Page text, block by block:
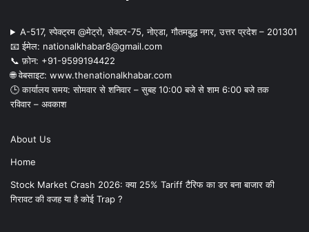
A-517, स्पेक्ट्रम @मेट्रो, सेक्टर-75, नोएडा, गौतमबुद्ध नगर, उत्तर प्रदेश – 201301
📧 ईमेल: nationalkhabar8@gmail.com
📞 फ़ोन: ‪+91-9599194422‬
🌐 वेबसाइट: www.thenationalkhabar.com
🕒 कार्यालय समय: सोमवार से शनिवार – सुबह 10:00 बजे से शाम 6:00 बजे तक
रविवार – अवकाश
About Us
Home
Stock Market Crash 2026: क्या 25% Tariff टैरिफ का डर बना बाजार की
गिरावट की वजह या है कोई Trap ?